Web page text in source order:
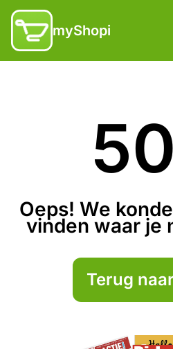
myShopi
Oeps! We
vinden waar je
Terug